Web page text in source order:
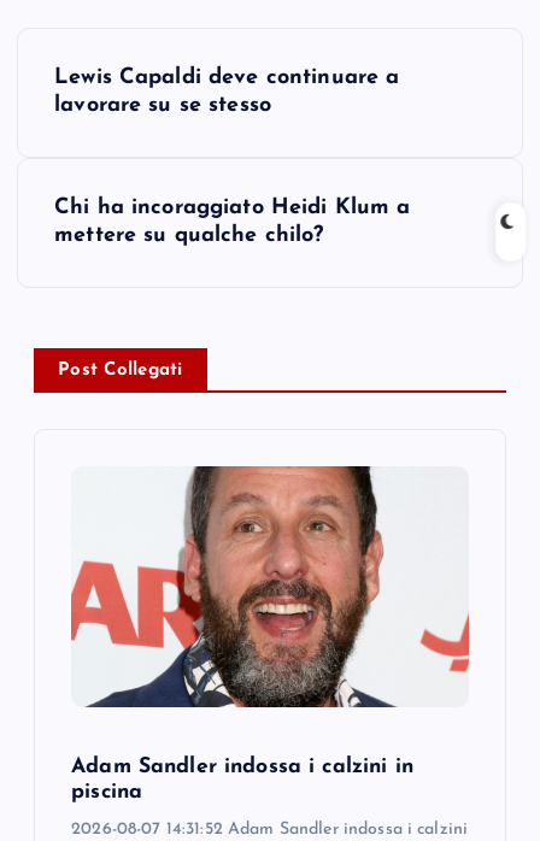
a
v
Lewis Capaldi deve continuare a
lavorare su se stesso
Chi ha incoraggiato Heidi Klum a
mettere su qualche chilo?
Post Collegati
Adam Sandler indossa i calzini in
piscina
2026-08-07 14:31:52 Adam Sandler indossa i calzini